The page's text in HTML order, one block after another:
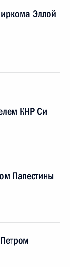
Эллой
КНР Си
Палестины